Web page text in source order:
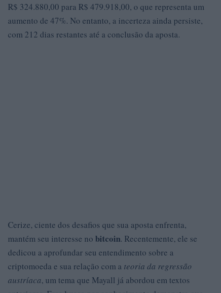
R$ 324.880,00 para R$ 479.918,00, o que representa um
aumento de 47%. No entanto, a incerteza ainda persiste,
com 212 dias restantes até a conclusão da aposta.
Cerize, ciente dos desafios que sua aposta enfrenta,
mantém seu interesse no bitcoin. Recentemente, ele se
dedicou a aprofundar seu entendimento sobre a
criptomoeda e sua relação com a teoria da regressão
austríaca, um tema que Mayall já abordou em textos